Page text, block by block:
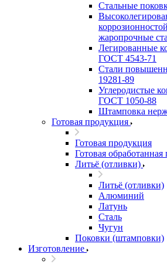
Стальные
жаропрочные
Легированные
ГОСТ 4543-71
Стали
19281-89
Углеродистые
ГОСТ 1050-88
Штамповка
Готовая продукция
Готовая продукция
Готовая
Литьё (отливки)
Литьё (отливки)
Алюминий
Латунь
Сталь
Чугун
Поковки (штамповки)
Изготовление